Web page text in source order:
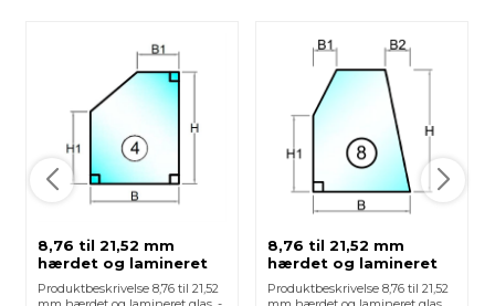
8,76 til 21,52 mm
hærdet og lamineret
glas med poleret kant
- Figur 4
Produktbeskrivelse 8,76 til 21,52
8,76 til 21,52 mm
hærdet og lamineret
glas med poleret kant
- Figur 8
Produktbeskrivelse 8,76 til 21,52